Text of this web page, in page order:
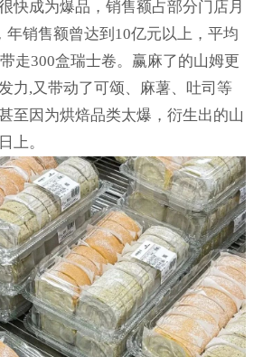
快成为爆品，销售额占部分门店月
年销售额曾达到10亿元以上，平均
走300盒瑞士卷。赢麻了的山姆更
力,又带动了可颂、麻薯、吐司等
至因为烘焙品类太爆，衍生出的山
上。